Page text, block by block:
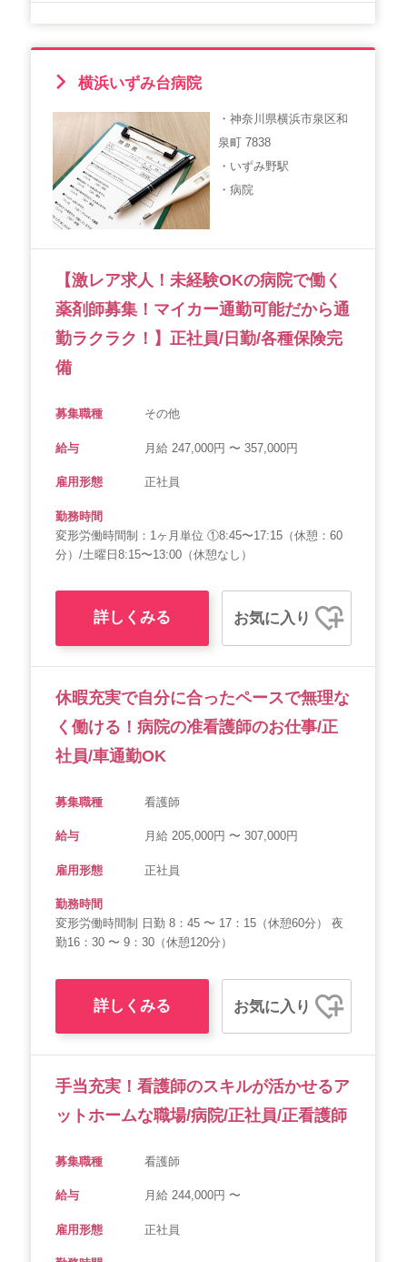
横浜いずみ台病院
・神奈川県横浜市泉区和
泉町 7838
・いずみ野駅
・病院
【激レア求人！未経験OKの病院で働く
薬剤師募集！マイカー通勤可能だから通
勤ラクラク！】正社員/日勤/各種保険完
備
募集職種 その他
給与 月給 247,000円 〜 357,000円
雇用形態 正社員
勤務時間
変形労働時間制：1ヶ月単位 ①8:45〜17:15（休憩：60
分）/土曜日8:15〜13:00（休憩なし）
詳しくみる お気に入り
休暇充実で自分に合ったペースで無理な
く働ける！病院の准看護師のお仕事/正
社員/車通勤OK
募集職種 看護師
給与 月給 205,000円 〜 307,000円
雇用形態 正社員
勤務時間
変形労働時間制 日勤 8：45 〜 17：15（休憩60分） 夜
勤16：30 〜 9：30（休憩120分）
詳しくみる お気に入り
手当充実！看護師のスキルが活かせるア
ットホームな職場/病院/正社員/正看護師
募集職種 看護師
給与 月給 244,000円 〜
雇用形態 正社員